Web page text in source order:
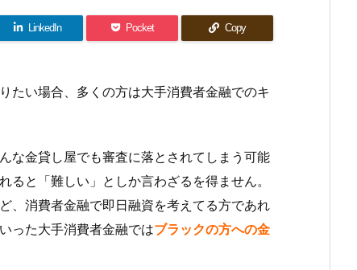
LinkedIn Pocket Copy
たい場合、多くの方は大手消費者金融でのキ
な金貸し屋でも審査に落とされてしまう可能
と「難しい」としか言わざるを得ません。
、消費者金融で即日融資を考えてる方であれ
った大手消費者金融ではブラックの方への金